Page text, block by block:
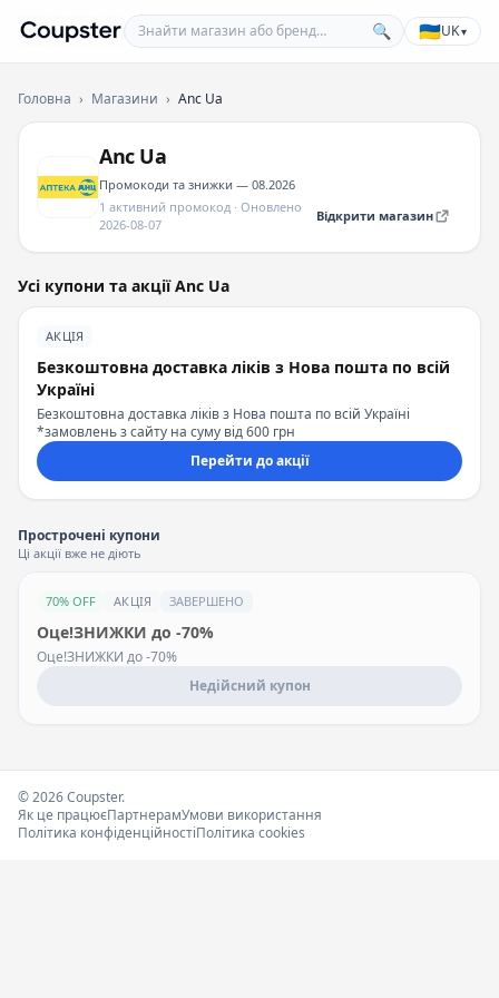
Coupster
Знайти магазин або бренд 🔍 🇺🇦UK▾
Головна › Магазини › Anc Ua
Anc Ua
Промокоди та знижки — 08.2026
1 активний промокод · Оновлено
2026-08-07
Відкрити магазин
Усі купони та акції Anc Ua
АКЦІЯ
Безкоштовна доставка ліків з Нова пошта по всій
Україні
Безкоштовна доставка ліків з Нова пошта по всій Україні
*замовлень з сайту на суму від 600 грн
Перейти до акції
Прострочені купони
Ці акції вже не діють
70% OFF АКЦІЯ ЗАВЕРШЕНО
Оце!ЗНИЖКИ до -70%
Оце!ЗНИЖКИ до -70%
Недійсний купон
© 2026 Coupster.
Як це працюєПартнерамУмови використання
Політика конфіденційностіПолітика cookies